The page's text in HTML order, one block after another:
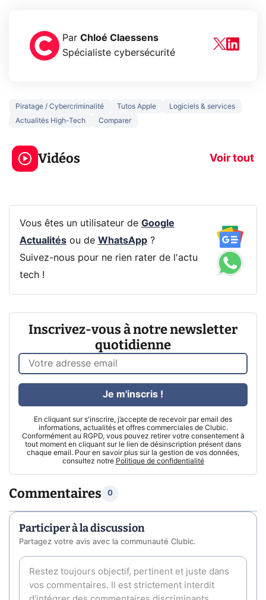
Par Chloé Claessens
Spécialiste cybersécurité
Piratage / Cybercriminalité Tutos Apple
Logiciels & services
Actualités High-Tech
Comparer
Vidéos Voir tout
5 générations de
jeux dans la
prochaine Xbox !
navigation
Vous êtes un utilisateur de Google
Actualitésou de WhatsApp?
Suivez-nous pour ne rien rater de l'actu
tech !
Inscrivez-vous à notre newsletter
quotidienne
En cliquant sur s'inscrire, j’accepte de recevoir par email des
informations, actualités et offres commerciales de Clubic.
Conformément au RGPD, vous pouvez retirer votre consentement à
tout moment en cliquant sur le lien de désinscription présent dans
chaque email. Pour en savoir plus sur la gestion de vos données,
consultez notre Politique de confidentialité
Je m'inscris !
Commentaires 0
Participer à la discussion
Partagez votre avis avec la communauté Clubic.